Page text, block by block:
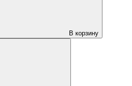
В корзину